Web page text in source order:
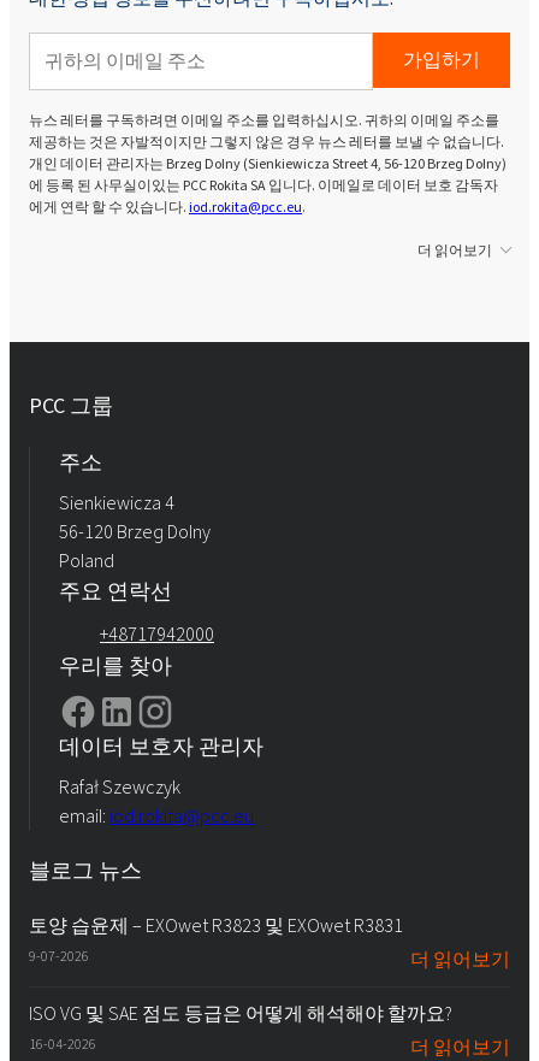
가입하기
뉴스 레터를 구독하려면 이메일 주소를 입력하십시오. 귀하의 이메일 주소를
제공하는 것은 자발적이지만 그렇지 않은 경우 뉴스 레터를 보낼 수 없습니다.
개인 데이터 관리자는 Brzeg Dolny (Sienkiewicza Street 4, 56-120 Brzeg Dolny)
에 등록 된 사무실이있는 PCC Rokita SA 입니다. 이메일로 데이터 보호 감독자
에게 연락 할 수 있습니다.iod.rokita@pcc.eu.
더 읽어보기
PCC 그룹
주소
Sienkiewicza 4
56-120 Brzeg Dolny
Poland
주요 연락선
+48717942000
우리를 찾아
데이터 보호자 관리자
Rafał Szewczyk
email: iod.rokita@pcc.eu
블로그 뉴스
토양 습윤제 – EXOwet R3823 및 EXOwet R3831
9-07-2026 더 읽어보기
ISO VG 및 SAE 점도 등급은 어떻게 해석해야 할까요?
16-04-2026 더 읽어보기